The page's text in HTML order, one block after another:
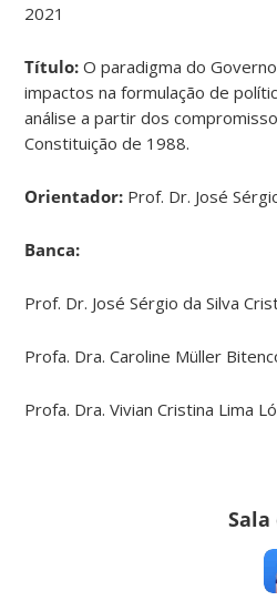
2021
Título:O paradigma do
impactos na formulação de
análise a partir dos
Constituição de 1988.
Orientador: Prof. Dr. José
Banca:
Prof. Dr. José Sérgio da Silva
Profa. Dra. Caroline Müller
Profa. Dra. Vivian Cristina Lima
Sala